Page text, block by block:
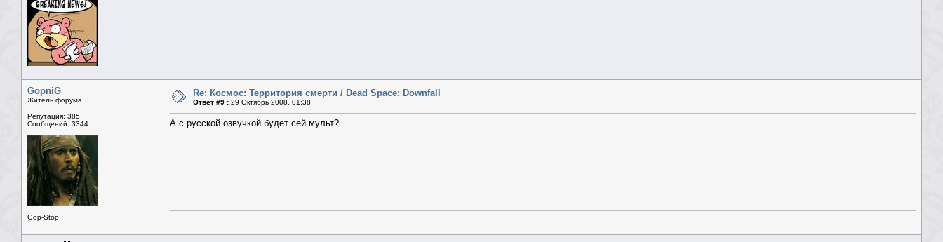
GopniG
Житель форума
Репутация: 385
Сообщений: 3344
Gop-Stop
Re: Космос: Территория смерти / Dead Space: Downfall
Ответ #9 : 29 Октябрь 2008, 01:38
А с русской озвучкой будет сей мульт?